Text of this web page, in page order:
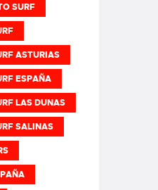
SURF
ASTURIAS
ESPAÑA
LAS DUNAS
SALINAS